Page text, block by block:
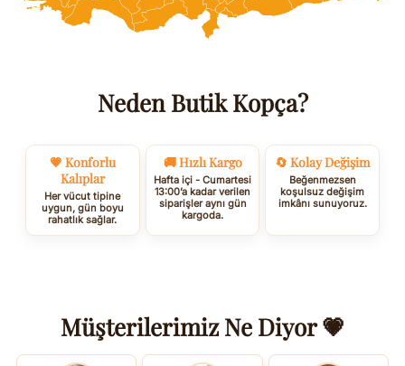
Neden Butik Kopça?
💗 Konforlu
Kalıplar
Her vücut tipine
uygun, gün boyu
rahatlık sağlar.
🚚 Hızlı Kargo
Hafta içi - Cumartesi
13:00’a kadar verilen
siparişler aynı gün
kargoda.
🔄 Kolay Değişim
Beğenmezsen
koşulsuz değişim
imkânı sunuyoruz.
Müşterilerimiz Ne Diyor 💗